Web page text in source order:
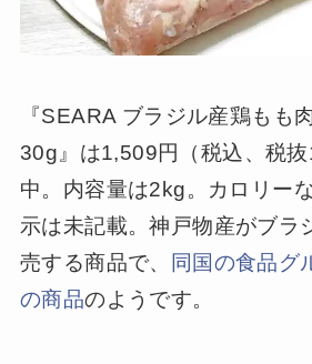
『SEARA ブラジル産鶏もも
30g』は1,509円（税込、税
中。内容量は2kg。カロリー
示は未記載。神戸物産がブラ
売する商品で、
同国の食品グ
の商品のようです。